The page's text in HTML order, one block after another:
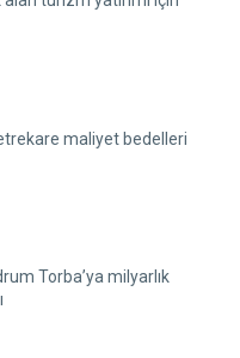
maliyet bedelleri
Torba’ya milyarlık